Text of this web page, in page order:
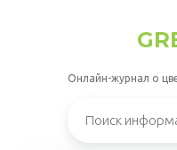
Онлайн-журнал о